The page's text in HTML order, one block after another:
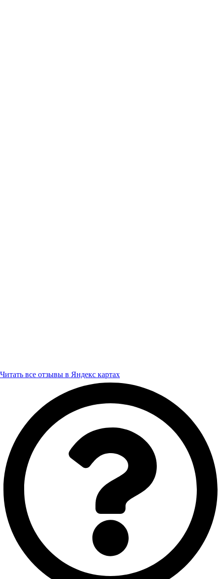
Читать все отзывы в Яндекс картах